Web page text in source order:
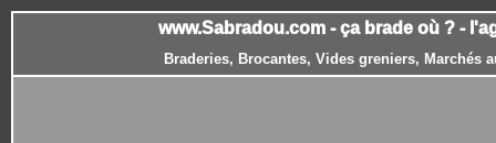
www.Sabradou.com - ça brade où ? -
Braderies, Brocantes, Vides greniers, Marchés